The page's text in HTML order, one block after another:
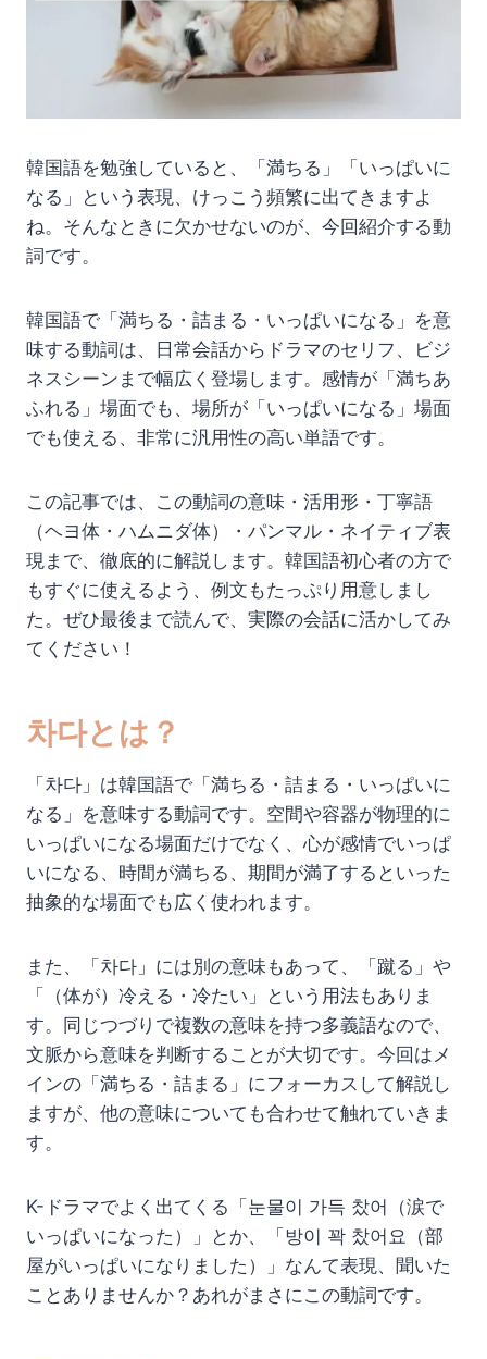
韓国語を勉強していると、「満ちる」「いっぱいに
なる」という表現、けっこう頻繁に出てきますよ
ね。そんなときに欠かせないのが、今回紹介する動
詞です。
韓国語で「満ちる・詰まる・いっぱいになる」を意
味する動詞は、日常会話からドラマのセリフ、ビジ
ネスシーンまで幅広く登場します。感情が「満ちあ
ふれる」場面でも、場所が「いっぱいになる」場面
でも使える、非常に汎用性の高い単語です。
この記事では、この動詞の意味・活用形・丁寧語
（ヘヨ体・ハムニダ体）・パンマル・ネイティブ表
現まで、徹底的に解説します。韓国語初心者の方で
もすぐに使えるよう、例文もたっぷり用意しまし
た。ぜひ最後まで読んで、実際の会話に活かしてみ
てください！
차다とは？
「차다」は韓国語で「満ちる・詰まる・いっぱいに
なる」を意味する動詞です。空間や容器が物理的に
いっぱいになる場面だけでなく、心が感情でいっぱ
いになる、時間が満ちる、期間が満了するといった
抽象的な場面でも広く使われます。
また、「차다」には別の意味もあって、「蹴る」や
「（体が）冷える・冷たい」という用法もありま
す。同じつづりで複数の意味を持つ多義語なので、
文脈から意味を判断することが大切です。今回はメ
インの「満ちる・詰まる」にフォーカスして解説し
ますが、他の意味についても合わせて触れていきま
す。
K-ドラマでよく出てくる「눈물이 가득 찼어（涙で
いっぱいになった）」とか、「방이 꽉 찼어요（部
屋がいっぱいになりました）」なんて表現、聞いた
ことありませんか？あれがまさにこの動詞です。